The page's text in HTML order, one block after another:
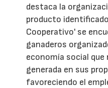
destaca la
producto
Cooperativo' se
ganaderos
economía social
generada en sus
favoreciendo el